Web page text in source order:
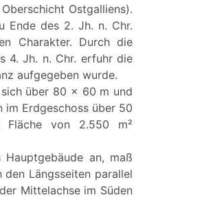
Ostgalliens).
Ende des 2. Jh. n. Chr.
Charakter. Durch die
4. Jh. n. Chr. erfuhr die
aufgegeben wurde.
über 80 x 60 m und
im Erdgeschoss über 50
Fläche von 2.550 m²
an, maß
Längsseiten parallel
Mittelachse im Süden